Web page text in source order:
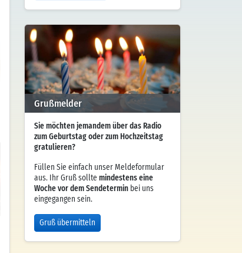
Grußmelder
Sie möchten jemandem über das Radio
zum Geburtstag oder zum Hochzeitstag
gratulieren?
Füllen Sie einfach unser Meldeformular
aus. Ihr Gruß sollte mindestens eine
Woche vor dem Sendetermin bei uns
eingegangen sein.
Gruß übermitteln